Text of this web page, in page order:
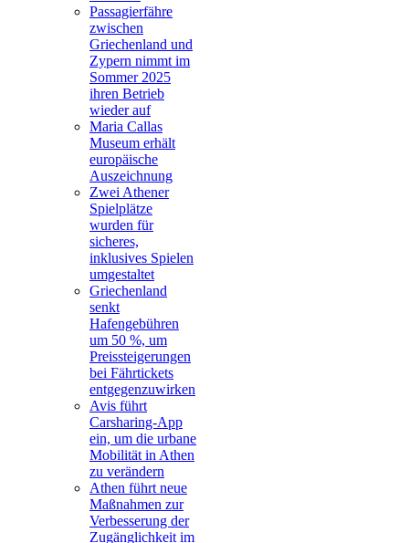
Passagierfähre
zwischen
Griechenland und
Zypern nimmt im
Sommer 2025
ihren Betrieb
wieder auf
Maria Callas
Museum erhält
europäische
Auszeichnung
Zwei Athener
Spielplätze
wurden für
sicheres,
inklusives Spielen
umgestaltet
Griechenland
senkt
Hafengebühren
um 50 %, um
Preissteigerungen
bei Fährtickets
entgegenzuwirken
Avis führt
Carsharing-App
ein, um die urbane
Mobilität in Athen
zu verändern
Athen führt neue
Maßnahmen zur
Verbesserung der
Zugänglichkeit im